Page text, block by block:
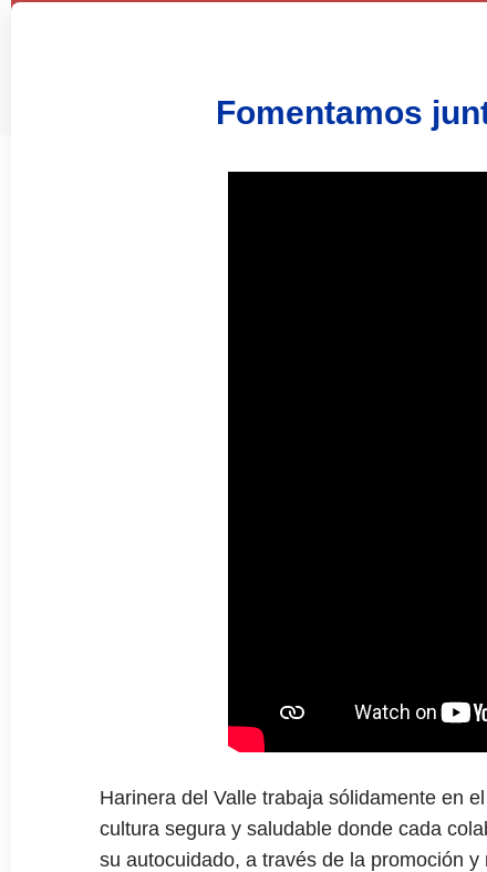
Fomentamos
Harinera del Valle trabaja sólidamente en el
cultura segura y saludable donde cada
su autocuidado, a través de la promoción y